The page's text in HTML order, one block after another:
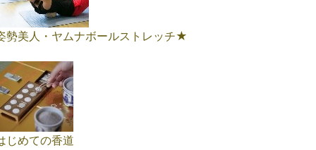
勢美人・ヤムナボールストレッチ★
じめての香道